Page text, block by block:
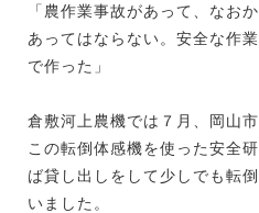
「農作業事故があって、なお
あってはならない。安全な作
で作った」
倉敷河上農機では７月、岡山
この転倒体感機を使った安全
ば貸し出しをして少しでも転
いました。